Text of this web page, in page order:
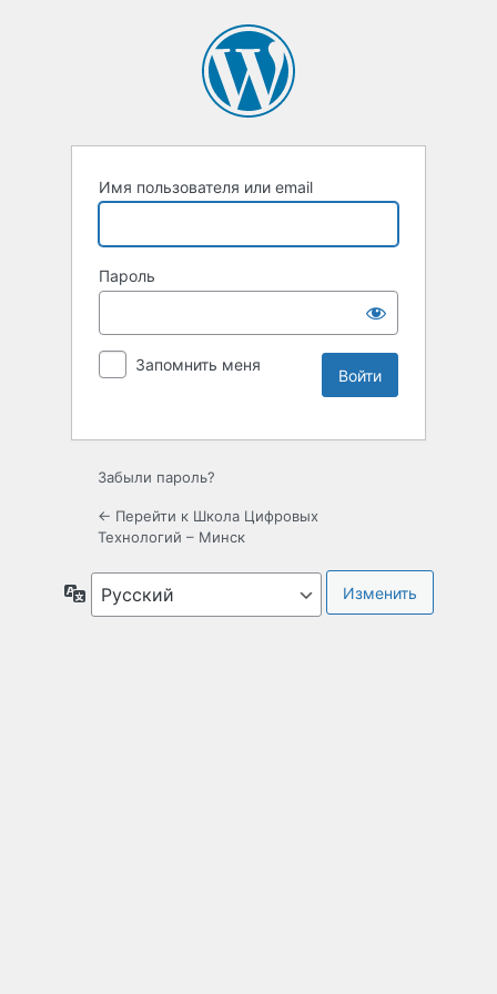
Имя пользователя или email
Пароль
Запомнить меня
Забыли пароль?
← Перейти к Школа Цифровых
Технологий – Минск
Язык